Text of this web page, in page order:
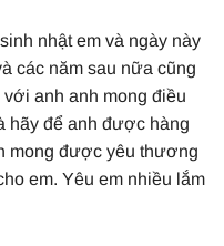
nhật em và ngày này
các năm sau nữa cũng
anh anh mong điều
hãy để anh được hàng
mong được yêu thương
em. Yêu em nhiều lắm